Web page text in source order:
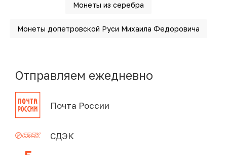
Монеты из серебра
Монеты допетровской Руси Михаила Федоровича
Отправляем ежедневно
Почта России
СДЭК